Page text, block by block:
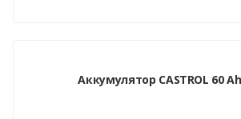
Аккумулятор CASTROL 60